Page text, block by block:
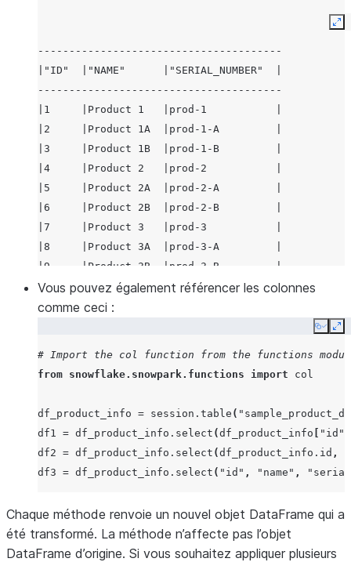
---------------------------------------
|"ID"  |"NAME"      |"SERIAL_NUMBER"  |
---------------------------------------
|1     |Product 1   |prod-1           |
|2     |Product 1A  |prod-1-A         |
|3     |Product 1B  |prod-1-B         |
|4     |Product 2   |prod-2           |
|5     |Product 2A  |prod-2-A         |
|6     |Product 2B  |prod-2-B         |
|7     |Product 3   |prod-3           |
|8     |Product 3A  |prod-3-A         |
|9     |Product 3B  |prod-3-B         |
|10    |Product 4   |prod-4           |
---------------------------------------
Vous pouvez également référencer les colonnes
comme ceci :
Copy
# Import the col function from the functions
from snowflake.snowpark.functions import col
df_product_info = session . table (
df1 = df_product_info . select (df_product_info "id"
df2 = df_product_info . select (df_product_info . id ,
df3 = df_product_info . select ( "id" , "name" ,
Chaque méthode renvoie un nouvel objet DataFrame qui a
été transformé. La méthode n’affecte pas l’objet
DataFrame d’origine. Si vous souhaitez appliquer plusieurs